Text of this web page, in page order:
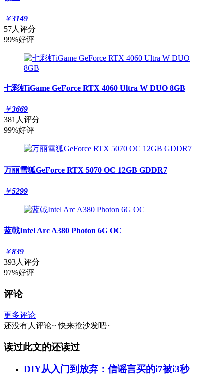
￥3149
57人评分
99%好评
七彩虹iGame GeForce RTX 4060 Ultra W DUO 8GB
￥3669
381人评分
99%好评
万丽雪狐GeForce RTX 5070 OC 12GB GDDR7
￥5299
蓝戟Intel Arc A380 Photon 6G OC
￥839
393人评分
97%好评
评论
更多评论
还没有人评论~ 快来抢沙发吧~
读过此文的还读过
DIY从入门到放弃：信谣言买的i7被i3秒